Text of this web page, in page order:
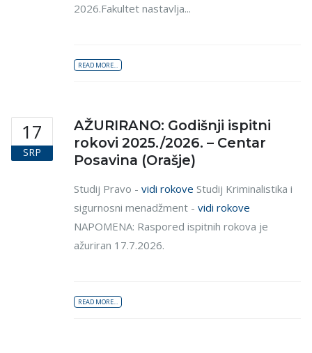
2026.Fakultet nastavlja...
READ MORE...
17
SRP
AŽURIRANO: Godišnji ispitni
rokovi 2025./2026. – Centar
Posavina (Orašje)
Studij Pravo - vidi rokove Studij Kriminalistika i
sigurnosni menadžment - vidi rokove
NAPOMENA: Raspored ispitnih rokova je
ažuriran 17.7.2026.
READ MORE...